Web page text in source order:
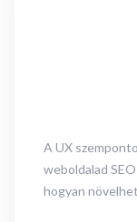
A UX
weboldalad
hogyan